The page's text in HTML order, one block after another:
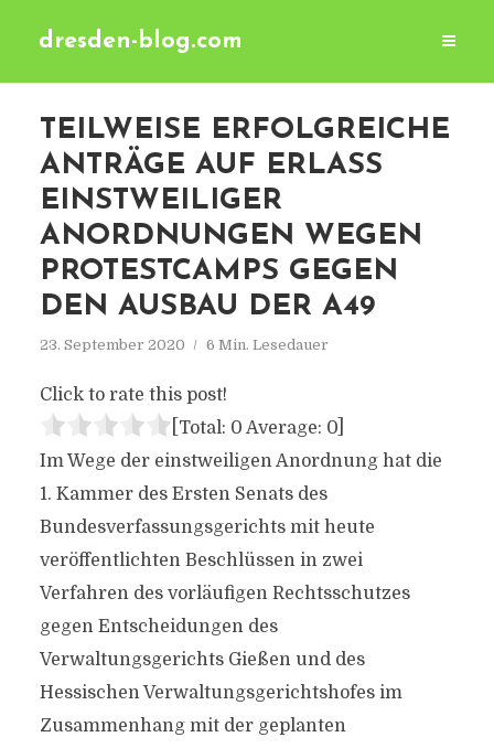
dresden-blog.com
TEILWEISE ERFOLGREICHE
ANTRÄGE AUF ERLASS
EINSTWEILIGER
ANORDNUNGEN WEGEN
PROTESTCAMPS GEGEN
DEN AUSBAU DER A49
23. September 2020 6 Min. Lesedauer
Click to rate this post!
[Total: 0 Average: 0]
Im Wege der einstweiligen Anordnung hat die
1. Kammer des Ersten Senats des
Bundesverfassungsgerichts mit heute
veröffentlichten Beschlüssen in zwei
Verfahren des vorläufigen Rechtsschutzes
gegen Entscheidungen des
Verwaltungsgerichts Gießen und des
Hessischen Verwaltungsgerichtshofes im
Zusammenhang mit der geplanten